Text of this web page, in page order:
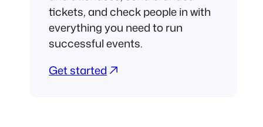
tickets, and check people in with
everything you need to run
successful events.
Get started